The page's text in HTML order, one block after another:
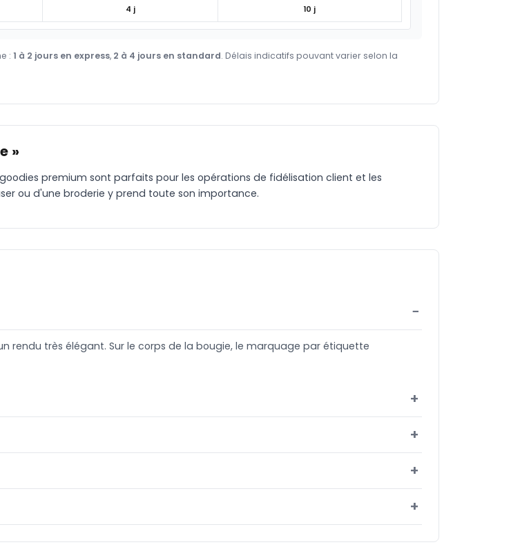
4 j 10 j
: 1 à 2 jours en express, 2 à 4 jours en standard. Délais indicatifs pouvant varier selon la
»
premium sont parfaits pour les opérations de fidélisation client et les
ou d'une broderie y prend toute son importance.
rendu très élégant. Sur le corps de la bougie, le marquage par étiquette